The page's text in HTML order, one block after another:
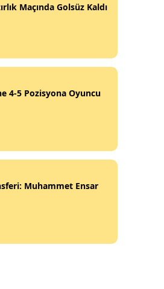
Maçında Golsüz Kaldı
4-5 Pozisyona Oyuncu
Muhammet Ensar